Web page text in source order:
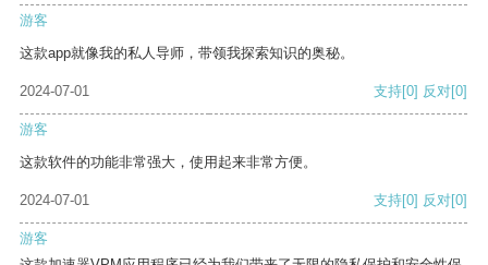
游客
这款app就像我的私人导师，带领我探索知识的奥秘。
2024-07-01 支持[0] 反对[0]
游客
这款软件的功能非常强大，使用起来非常方便。
2024-07-01 支持[0] 反对[0]
游客